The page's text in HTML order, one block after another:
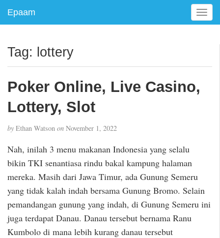
Epaam
T
o
e
Tag: lottery
Poker Online, Live Casino,
Lottery, Slot
by Ethan Watson on November 1, 2022
Nah, inilah 3 menu makanan Indonesia yang selalu
bikin TKI senantiasa rindu bakal kampung halaman
mereka. Masih dari Jawa Timur, ada Gunung Semeru
yang tidak kalah indah bersama Gunung Bromo. Selain
pemandangan gunung yang indah, di Gunung Semeru ini
juga terdapat Danau. Danau tersebut bernama Ranu
Kumbolo di mana lebih kurang danau tersebut